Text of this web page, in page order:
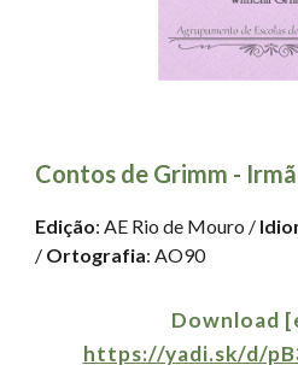
Contos de Grimm -
Edição: AE Rio de Mouro /
/ Ortografia: AO90
https://yadi.sk/d/